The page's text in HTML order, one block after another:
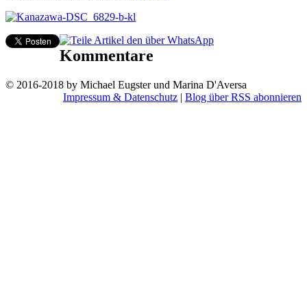
Kommentare
© 2016-2018 by Michael Eugster und Marina D'Aversa
Impressum & Datenschutz | Blog über RSS abonnieren